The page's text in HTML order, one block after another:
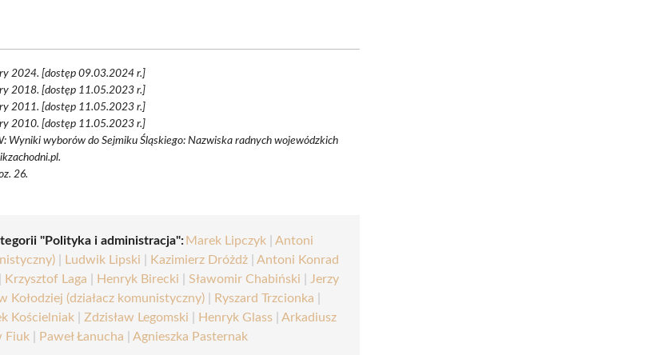
2024. [dostęp 09.03.2024 r.]
2018. [dostęp 11.05.2023 r.]
2011. [dostęp 11.05.2023 r.]
2010. [dostęp 11.05.2023 r.]
Wyniki wyborów do Sejmiku Śląskiego: Nazwiska radnych wojewódzkich
26.
"Polityka i administracja":Marek Lipczyk |Antoni
Ludwik Lipski Kazimierz Dróżdż |Antoni Konrad
Krzysztof Laga Henryk Birecki |Sławomir Chabiński
Jerzy
Kołodziej (działacz komunistyczny) Ryszard Trzcionka
Kościelniak |Zdzisław Legomski Henryk Glass |Arkadiusz
Fiuk Paweł Łanucha |Agnieszka Pasternak